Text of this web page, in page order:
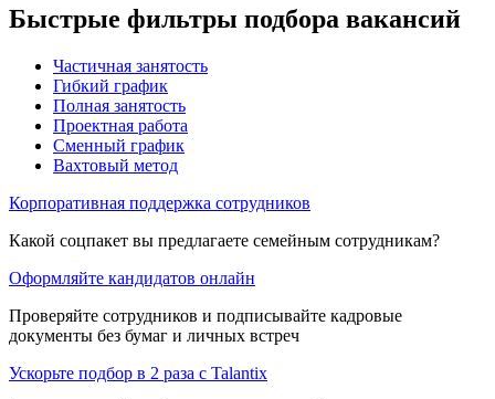
Быстрые фильтры подбора вакансий
Частичная занятость
Гибкий график
Полная занятость
Проектная работа
Сменный график
Вахтовый метод
Корпоративная поддержка сотрудников
Какой соцпакет вы предлагаете семейным сотрудникам?
Оформляйте кандидатов онлайн
Проверяйте сотрудников и подписывайте кадровые
документы без бумаг и личных встреч
Ускорьте подбор в 2 раза с Talantix